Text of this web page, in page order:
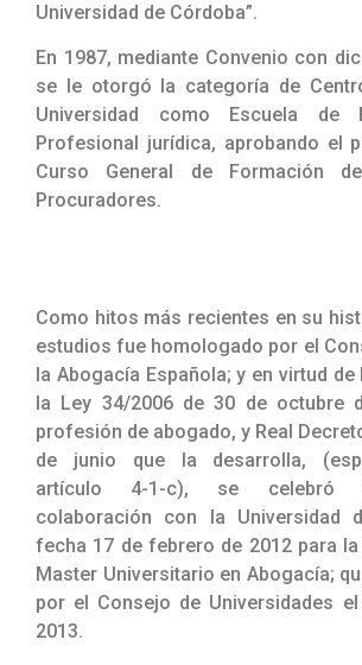
Universidad de Córdoba”.
En 1987, mediante Convenio con
se le otorgó la categoría de
Universidad como Escuela de
Profesional jurídica, aprobando el
Curso General de Formación
Procuradores.
Como hitos más recientes en su
estudios fue homologado por el
la Abogacía Española; y en virtud
la Ley 34/2006 de 30 de octubre
profesión de abogado, y Real
de junio que la desarrolla,
artículo 4-1-c), se celebró
colaboración con la Universidad
fecha 17 de febrero de 2012 para
Master Universitario en Abogacía;
por el Consejo de Universidades
2013.